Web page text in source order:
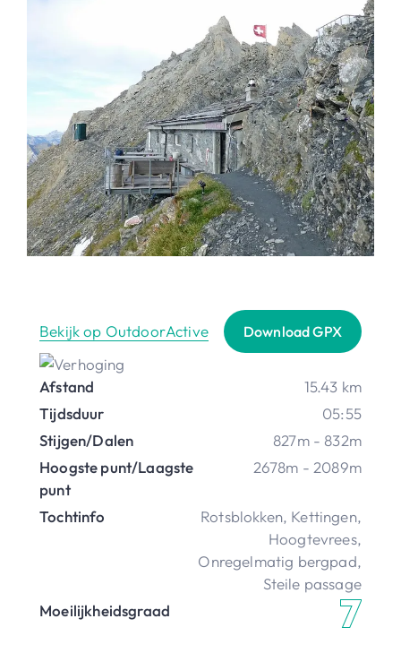
Bekijk op OutdoorActive Download GPX
Afstand
15.43 km
Tijdsduur
05:55
Stijgen/Dalen
827m - 832m
Hoogste punt/Laagste
punt
2678m - 2089m
Tochtinfo Rotsblokken, Kettingen,
Hoogtevrees,
Onregelmatig bergpad,
Steile passage
Moeilijkheidsgraad